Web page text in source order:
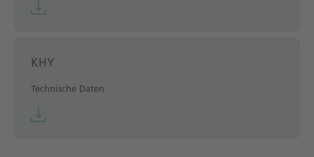
KHY
Technische Daten